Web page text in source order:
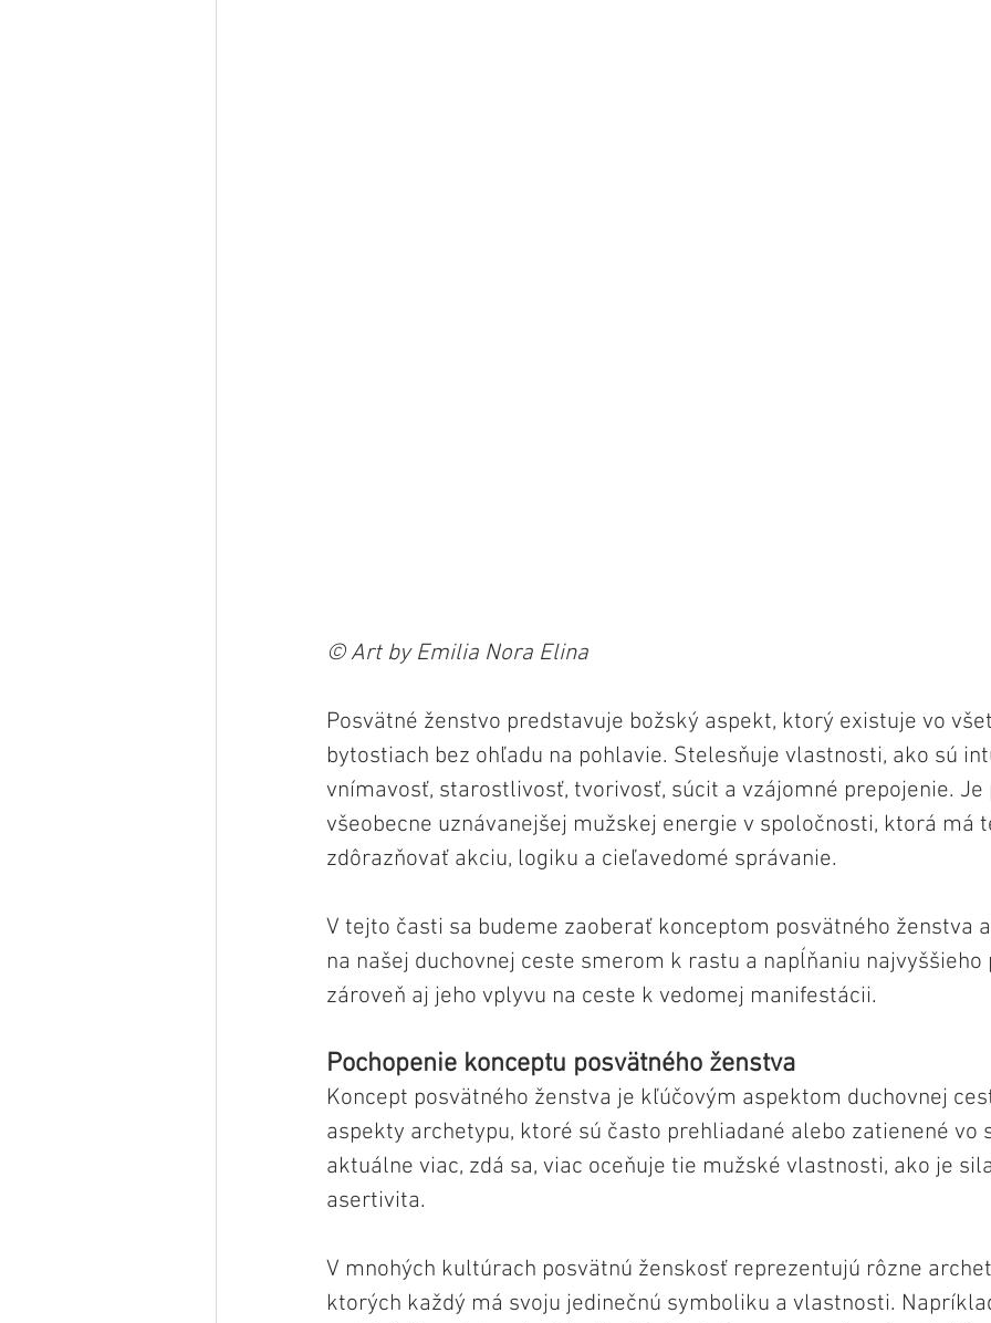
© Art by Emilia Nora Elina
Posvätné ženstvo predstavuje božský aspekt, ktorý existuje vo
bytostiach bez ohľadu na pohlavie. Stelesňuje vlastnosti, ako sú
vnímavosť, starostlivosť, tvorivosť, súcit a vzájomné prepojenie. Je
všeobecne uznávanejšej mužskej energie v spoločnosti, ktorá má
zdôrazňovať akciu, logiku a cieľavedomé správanie.
V tejto časti sa budeme zaoberať konceptom posvätného ženstva
na našej duchovnej ceste smerom k rastu a napĺňaniu najvyššieho
zároveň aj jeho vplyvu na ceste k vedomej manifestácii.
Pochopenie konceptu posvätného ženstva
Koncept posvätného ženstva je kľúčovým aspektom duchovnej
aspekty archetypu, ktoré sú často prehliadané alebo zatienené vo
aktuálne viac, zdá sa, viac oceňuje tie mužské vlastnosti, ako je
asertivita.
V mnohých kultúrach posvätnú ženskosť reprezentujú rôzne
ktorých každý má svoju jedinečnú symboliku a vlastnosti.